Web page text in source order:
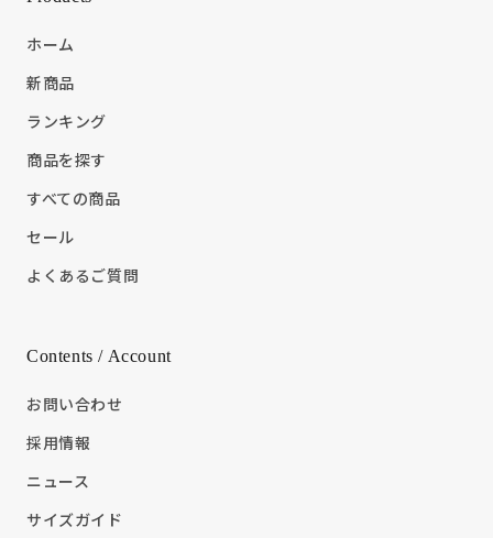
ホーム
新商品
ランキング
商品を探す
すべての商品
セール
よくあるご質問
Contents / Account
お問い合わせ
採用情報
ニュース
サイズガイド